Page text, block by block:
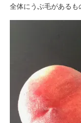
全体にうぶ毛があるも